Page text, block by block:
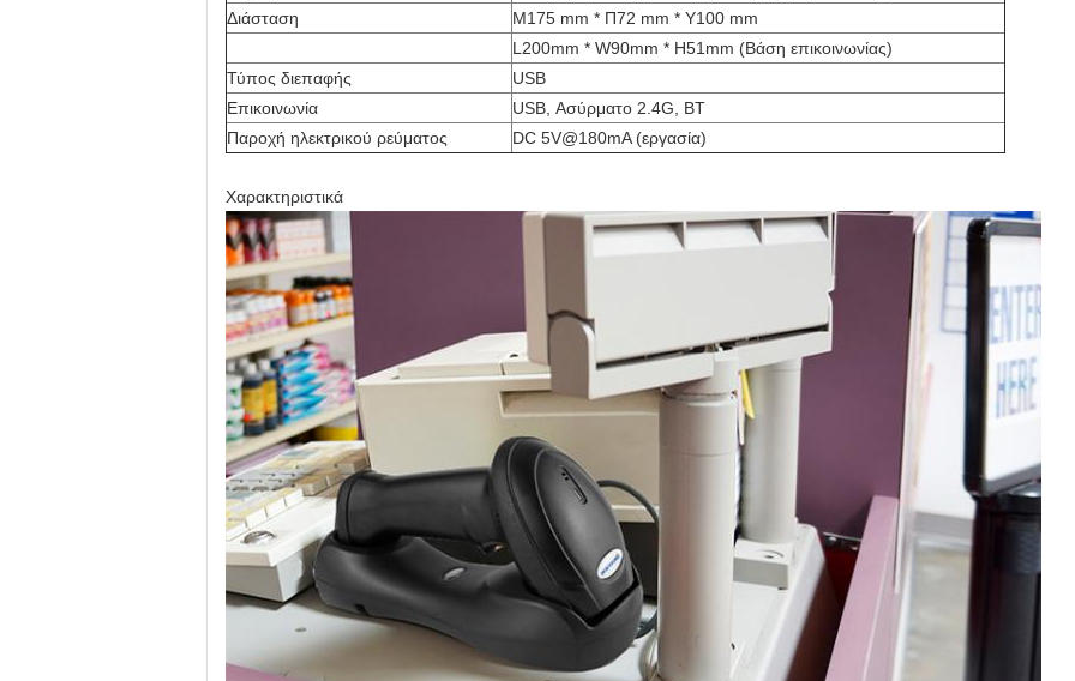
Διάσταση
Μ175 mm * Π72 mm * Υ100 mm
L200mm * W90mm * H51mm (Βάση επικοινωνίας)
Τύπος διεπαφής
USB
Επικοινωνία
USB, Ασύρματο 2.4G, BT
Παροχή ηλεκτρικού ρεύματος
DC 5V@180mA (εργασία)
Χαρακτηριστικά